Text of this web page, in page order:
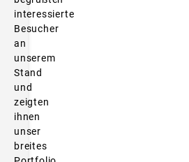
interessierte
Besucher
an
unserem
Stand
und
zeigten
ihnen
unser
breites